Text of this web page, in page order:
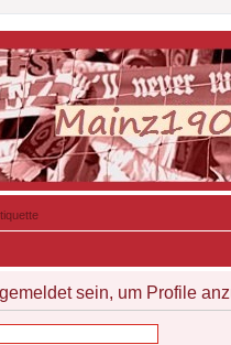
sein, um Profile